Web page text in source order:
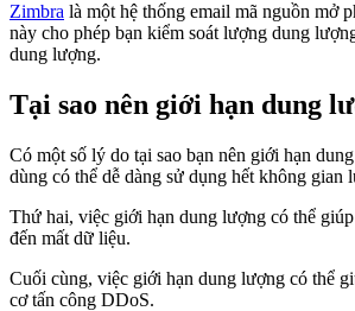
Zimbra là một hệ thống email mã nguồn mở
này cho phép bạn kiểm soát lượng dung
dung lượng.
Tại sao nên giới hạn dung
Có một số lý do tại sao bạn nên giới hạn
dùng có thể dễ dàng sử dụng hết không gian
Thứ hai, việc giới hạn dung lượng có thể
đến mất dữ liệu.
Cuối cùng, việc giới hạn dung lượng có thể
cơ tấn công DDoS.